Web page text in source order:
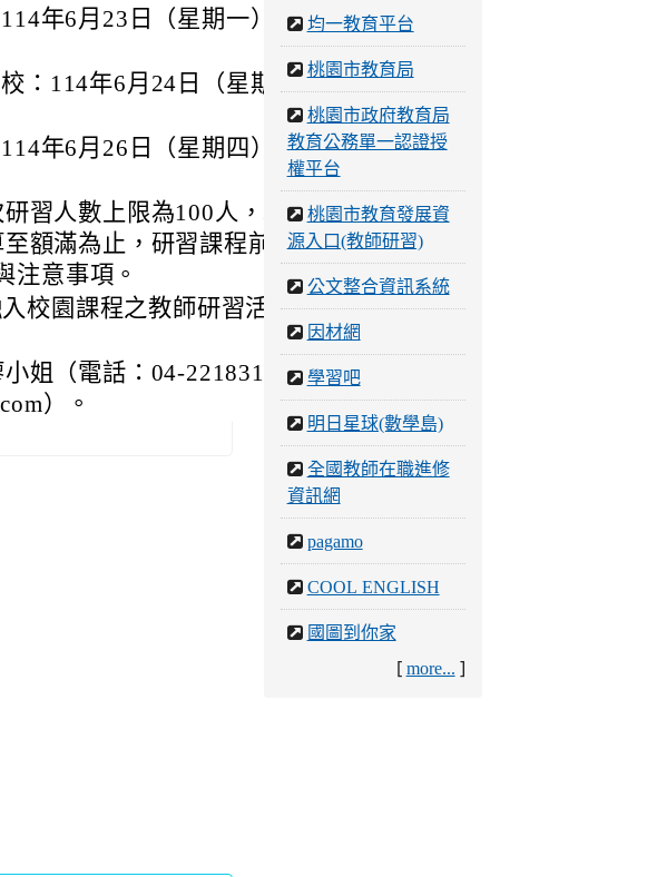
年6月23日（星期一），
：114年6月24日（星期
年6月26日（星期四），
習人數上限為100人，以填
額滿為止，研習課程前2週
注意事項。
校園課程之教師研習活動報
姐（電話：04-22183101；
）。
均一教育平台
桃園市教育局
桃園市政府教育局
教育公務單一認證授
權平台
桃園市教育發展資
源入口(教師研習)
公文整合資訊系統
因材網
學習吧
明日星球(數學島)
全國教師在職進修
資訊網
pagamo
COOL ENGLISH
國圖到你家
[ more... ]